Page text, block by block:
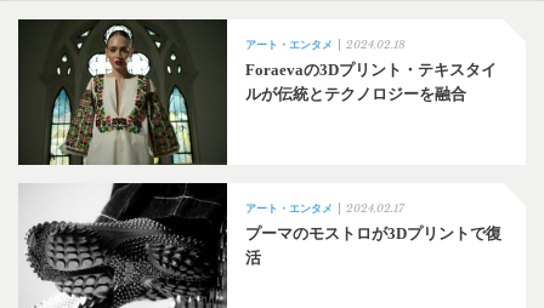
アート・エンタメ 2024.02.18
Foraevaの3Dプリント・テキスタイ
ルが伝統とテクノロジーを融合
アート・エンタメ 2024.02.17
プーマのモストロが3Dプリントで復
活